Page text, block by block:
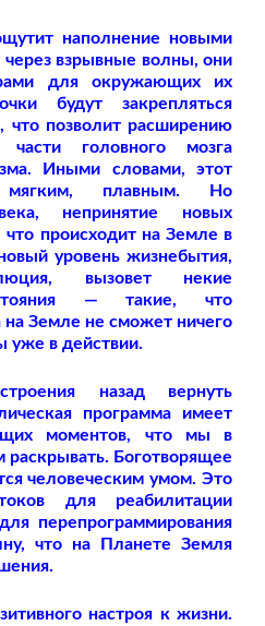
наполнение новыми
взрывные волны, они
для окружающих их
будут закрепляться
что позволит расширению
части головного мозга
Иными словами, этот
мягким, плавным. Но
непринятие новых
что происходит на Земле в
уровень жизнебытия,
вызовет некие
— такие, что
Земле не сможет ничего
уже в действии.
назад вернуть
программа имеет
моментов, что мы в
Боготворящее
человеческим умом. Это
для реабилитации
перепрограммирования
что на Планете Земля
настроя к жизни.